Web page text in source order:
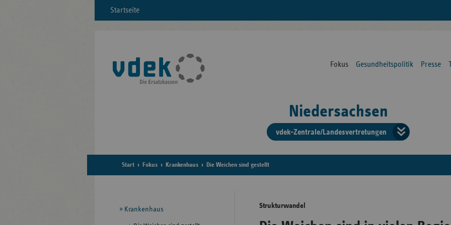
Startseite
Fokus Gesundheitspolitik Presse
Niedersachsen
vdek-Zentrale/Landesvertretungen
der
Start Fokus Krankenhaus Die Weichen sind gestellt
Strukturwandel
Seitennavigation
Krankenhaus